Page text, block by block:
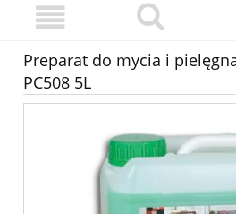
Preparat do mycia i
PC508 5L